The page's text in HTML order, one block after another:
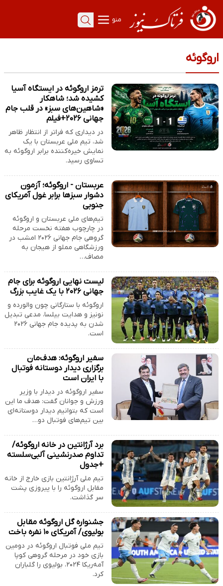
منو
اروگوئه
ترمز اروگوئه در ایستگاه آسیا
کشیده شد؛ شاهکار
«شاهین‌های سبز» در قلب جام
جهانی ۲۰۲۶+فیلم
در دیداری که فراتر از انتظار ظاهر
شد، تیم ملی عربستان با یک
نمایش خیره‌کننده برابر اروگوئه به
تساوی رسید.
عربستان - اروگوئه؛ آزمون
دشوار سبزها برابر غول آمریکای
جنوبی
تیم‌های ملی عربستان و اروگوئه
در چارچوب هفته نخست مرحله
گروهی جام جهانی ۲۰۲۶ امشب در
ورزشگاهی مملو از هیجان به
مصاف…
لیست نهایی اروگوئه برای جام
جهانی ۲۰۲۶ با یک غایب بزرگ
اروگوئه با ستارگانی چون والورده و
نونیز و هدایت بیلسا، مدعی تبدیل
شدن به پدیده جام جهانی ۲۰۲۶
است.
سفیر اروگوئه: هدف‌مان
برگزاری دیدار دوستانه فوتبال
با ایران است
سفیر اروگوئه در دیدار با وزیر
ورزش و جوانان گفت: هدف ما این
است که بتوانیم دیدار دوستانه‌ای
بین تیم‌های فوتبال دو…
برد آرژانتین در خانه اروگوئه/
تداوم صدرنشینی آلبی‌سلسته
+جدول
تیم ملی آرژانتین بازی خارج از خانه
مقابل اروگوئه را با پیروزی پشت
سر گذاشت.
جشنواره گل اروگوئه مقابل
بولیوی/ آمریکای ۱۰ نفره باخت
تیم ملی فوتبال اروگوئه در دومین
بازی خود در مرحله گروهی کوپا
آمه‌ریکا ۲۰۲۴، بولیوی را گلباران
کرد.